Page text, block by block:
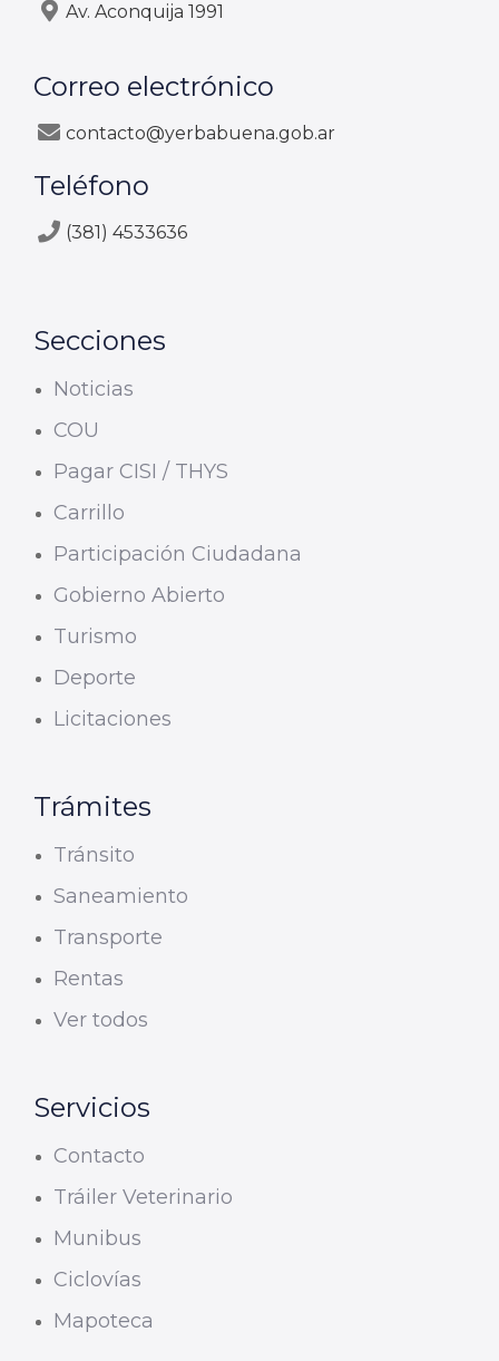
Av. Aconquija 1991
Correo electrónico
contacto@yerbabuena.gob.ar
Teléfono
(381) 4533636
Secciones
Noticias
COU
Pagar CISI / THYS
Carrillo
Participación Ciudadana
Gobierno Abierto
Turismo
Deporte
Licitaciones
Trámites
Tránsito
Saneamiento
Transporte
Rentas
Ver todos
Servicios
Contacto
Tráiler Veterinario
Munibus
Ciclovías
Mapoteca